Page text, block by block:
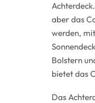
aber das
werden,
Bolstern
bietet das
Das